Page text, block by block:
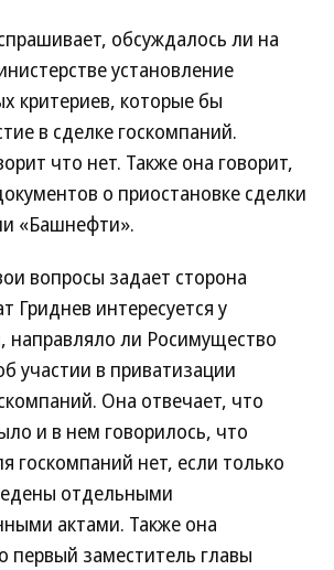
обсуждалось ли на
установление
критериев, которые бы
в сделке госкомпаний.
что нет. Также она говорит,
о приостановке сделки
«Башнефти».
вопросы задает сторона
Гриднев интересуется у
направляло ли Росимущество
участии в приватизации
Она отвечает, что
и в нем говорилось, что
госкомпаний нет, если только
отдельными
актами. Также она
первый заместитель главы